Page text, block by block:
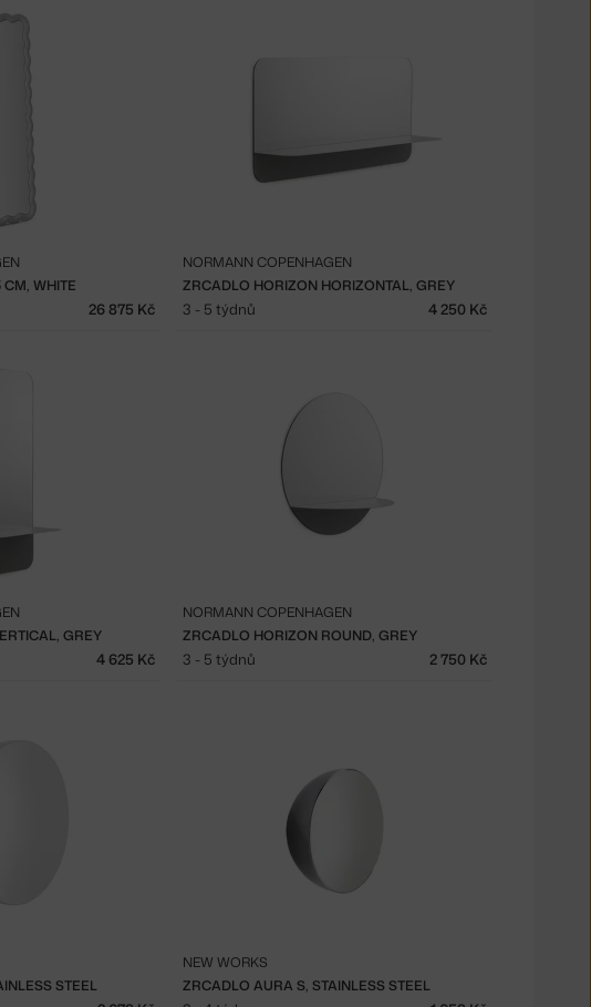
WHITE
26 875 Kč
ZRCADLO HORIZON HORIZONTAL, GREY
NORMANN COPENHAGEN
3 - 5 týdnů 4 250 Kč
GREY
4 625 Kč
ZRCADLO HORIZON ROUND, GREY
NORMANN COPENHAGEN
3 - 5 týdnů 2 750 Kč
STEEL ZRCADLO AURA S, STAINLESS STEEL
NEW WORKS